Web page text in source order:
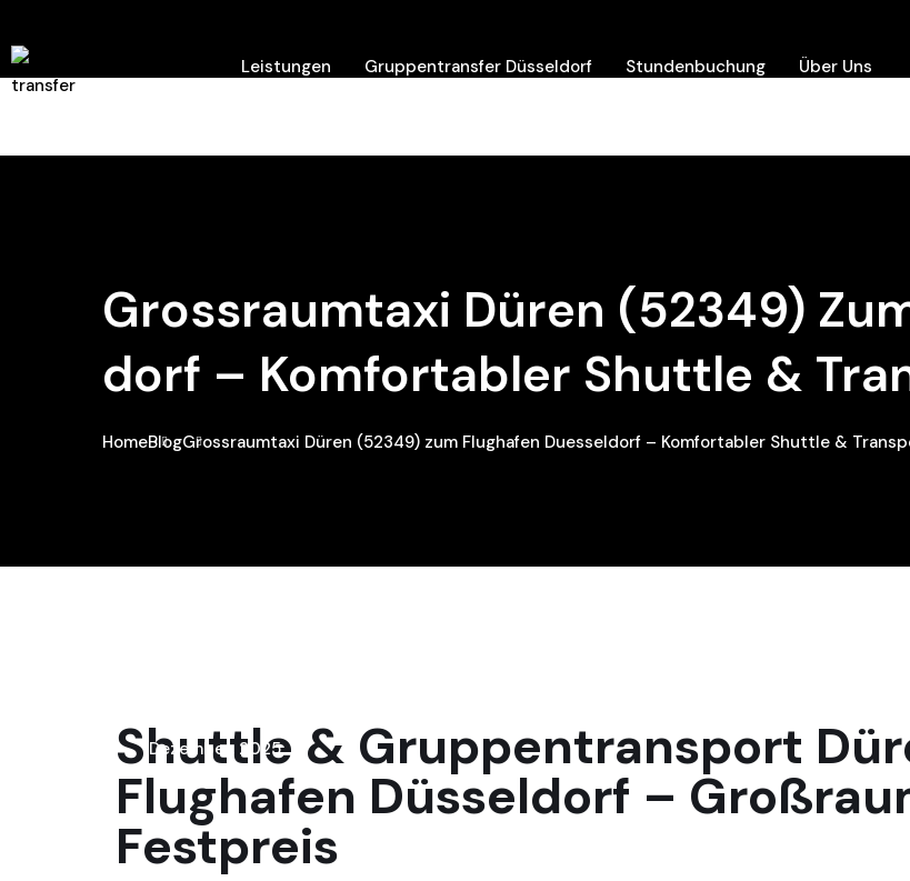
Leistungen Gruppentransfer Düsseldorf Stundenbuchung Über Uns
Grossraumtaxi Düren (52349)
Dorf – Komfortabler Shuttle &
HomeBlogGrossraumtaxi Düren (52349) zum Flughafen Duesseldorf – Komfortabler Shuttle &
15
Dezember, 2025
Shuttle & Gruppentransport
Flughafen Düsseldorf –
Festpreis